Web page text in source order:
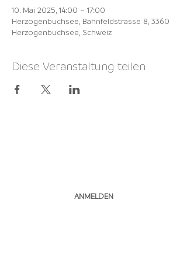
10. Mai 2025, 14:00 – 17:00
Herzogenbuchsee, Bahnfeldstrasse 8, 3360
Herzogenbuchsee, Schweiz
Diese Veranstaltung teilen
ANMELDEN